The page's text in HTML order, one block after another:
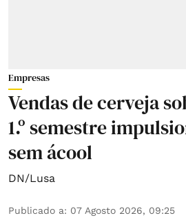
Empresas
Vendas de cerveja
1.º semestre
sem ácool
DN/Lusa
Publicado a: 07 Agosto 2026, 09:25